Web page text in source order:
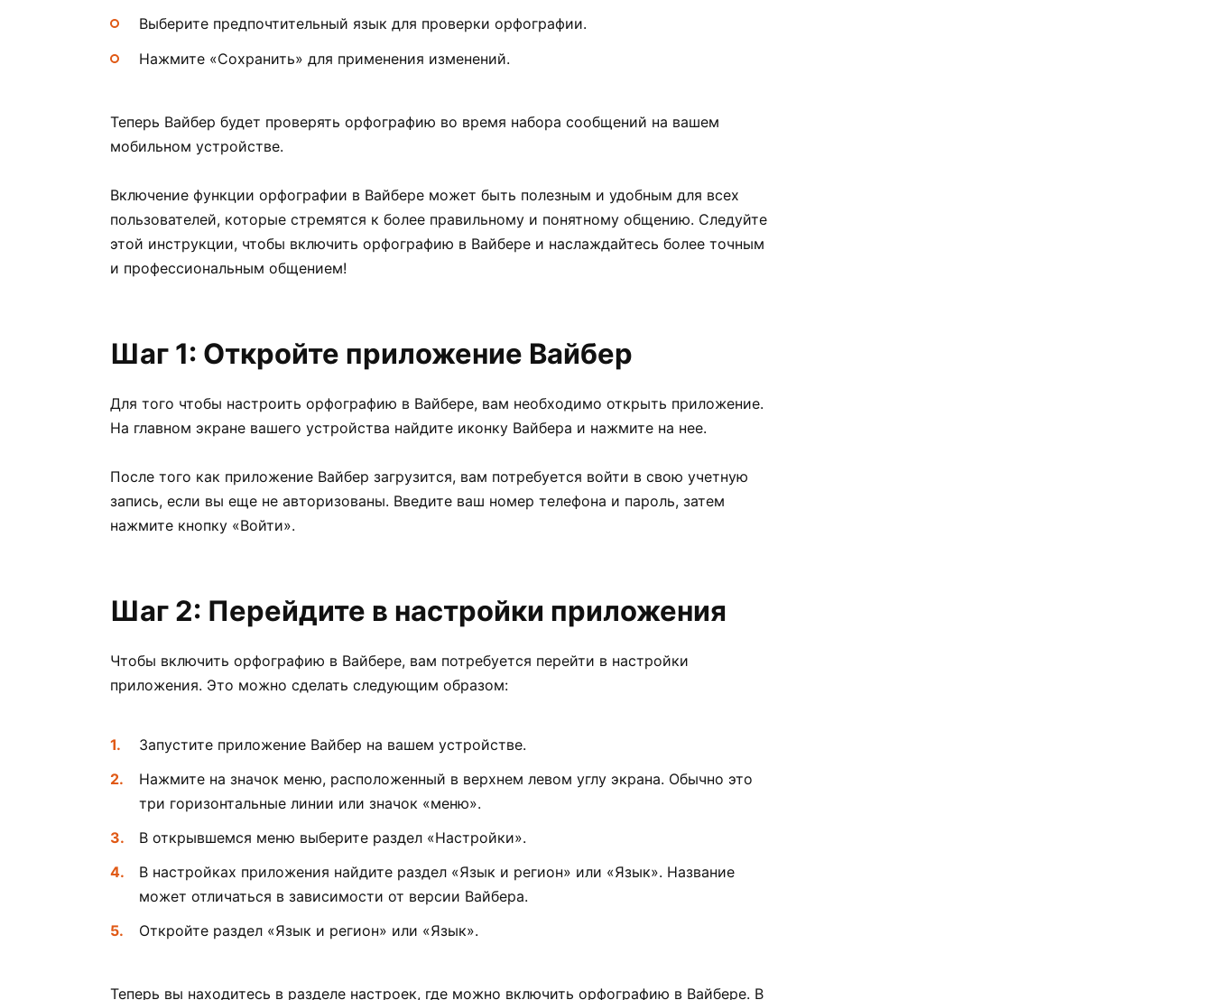
Выберите предпочтительный язык для проверки орфографии.
Нажмите «Сохранить» для применения изменений.
Теперь Вайбер будет проверять орфографию во время набора сообщений на вашем
мобильном устройстве.
Включение функции орфографии в Вайбере может быть полезным и удобным для всех
пользователей, которые стремятся к более правильному и понятному общению. Следуйте
этой инструкции, чтобы включить орфографию в Вайбере и наслаждайтесь более точным
и профессиональным общением!
Шаг 1: Откройте приложение Вайбер
Для того чтобы настроить орфографию в Вайбере, вам необходимо открыть приложение.
На главном экране вашего устройства найдите иконку Вайбера и нажмите на нее.
После того как приложение Вайбер загрузится, вам потребуется войти в свою учетную
запись, если вы еще не авторизованы. Введите ваш номер телефона и пароль, затем
нажмите кнопку «Войти».
Шаг 2: Перейдите в настройки приложения
Чтобы включить орфографию в Вайбере, вам потребуется перейти в настройки
приложения. Это можно сделать следующим образом:
Запустите приложение Вайбер на вашем устройстве.
Нажмите на значок меню, расположенный в верхнем левом углу экрана. Обычно это
три горизонтальные линии или значок «меню».
В открывшемся меню выберите раздел «Настройки».
В настройках приложения найдите раздел «Язык и регион» или «Язык». Название
может отличаться в зависимости от версии Вайбера.
Откройте раздел «Язык и регион» или «Язык».
Теперь вы находитесь в разделе настроек, где можно включить орфографию в Вайбере. В